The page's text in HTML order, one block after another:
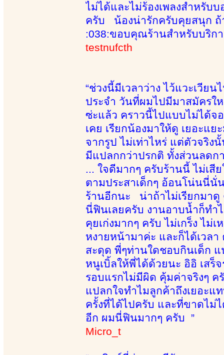
ไม่ได้และไม่ร้องเพลงสำหรับ
ครับ น้องน่ารักครับคุยสนุก ถ้
:038:ขอบคุณร้านสำหรับบริก
testnufcth
“ช่วงนี้มีเวลาว่าง ไว้แวะเวี
ประจำ วันที่ผมไปมีมาสมัครใ
ซ่ะแล้ว คราวนี้ไปแบบไม่ได้จ
เคย เรียกน้องมาให้ดู เยอะแ
จากรูป ไม่เท่าไหร่ แต่ตัวจริ
มีแปลกกว่าปรกติ ทั้งส่วนลดก
... ใจดีมากๆ ครับร้านนี้ ไม่เสี
ตามประสาเด็กๆ อ้อนโน่นนี่
ร้านอีกนะ น่าถ้าไม่เรียกมาดู
นี่ฟินเลยครับ งานอาบน้ำก็ทำ
คุยเก่งมากๆ ครับ ไม่เกร็ง ไม่
หงายหน้ามาค่ะ และก็ได้เวล
สะดุด พี่ๆท่านใดชอบกินเด็ก แ
หนูเบิ้ลให้พี่ได้ด้วยนะ อิอิ เส
รอบแรกไม่มีผิด คุ้มค่าจริงๆ
แปลกใจทำไมลูกค้าถึงเยอะ
ครั้งที่ได้ไปครับ และที่ขาดไม่
อีก ผมนี่ฟินมากๆ ครับ ”
Micro_t